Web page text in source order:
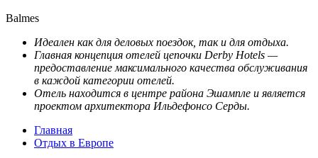
Balmes
Идеален как для деловых поездок, так и для отдыха.
Главная концепция отелей цепочки Derby Hotels —
предоставление максимального качества обслуживания
в каждой категории отелей.
Отель находится в центре района Эшампле и является
проектом архитектора Ильдефонсо Серды.
Главная
Отдых в Европе